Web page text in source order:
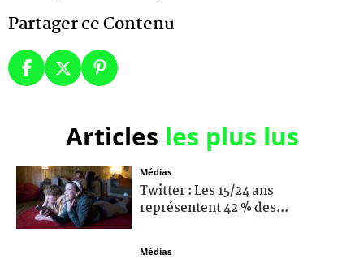
Partager ce Contenu
Articles les plus lus
Médias
Twitter : Les 15/24 ans
représentent 42 % des...
Médias